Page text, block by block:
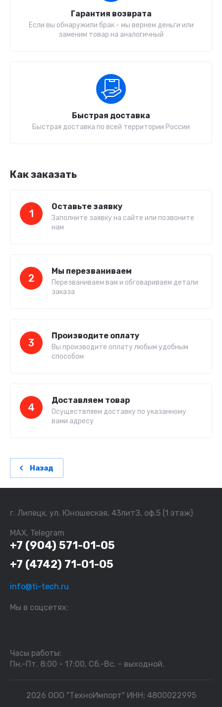
Гарантия возврата
Если вы обнаружили брак - мы вернем деньги или
заменим товар на аналогичный
Быстрая доставка
Быстрая доставка по всей территории России
Как заказать
1
Оставьте заявку
Заполните заявку на сайте или позвоните
нам
2
Мы перезваниваем
Перезваниваем вам и обговариваем детали
заказа
3
Производите оплату
Вы производите оплату любым удобным
способом
4
Доставляем товар
Осуществляем доставку по указанному
вами адресу
Назад
г. Липецк, ул. Юношеская, 43литЗ, оф.5 (1 этаж)
MAX, Telegram
+7 (904) 571-01-05
+7 (4742) 71-01-05
info@ti-tech.ru
Мы в соцсетях:
Часы работы:
Пн.-Пт. 8:00 - 17:00, Сб.-Вс. - выходной.
2026 ООО "ТехноИмпорт" ИНН: 4800022995